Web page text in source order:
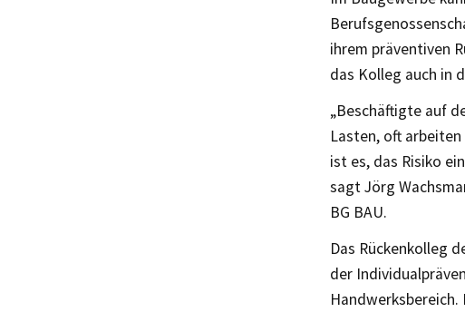
ihrem präventiven
das Kolleg auch in
„Beschäftigte auf
Lasten, oft
ist es, das Risiko
sagt Jörg
BG BAU.
Das Rückenkolleg
der